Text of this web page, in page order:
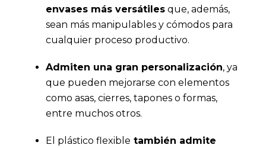
envases más versátiles que, además,
sean más manipulables y cómodos para
cualquier proceso productivo.
Admiten una gran personalización, ya
que pueden mejorarse con elementos
como asas, cierres, tapones o formas,
entre muchos otros.
El plástico flexible también admite